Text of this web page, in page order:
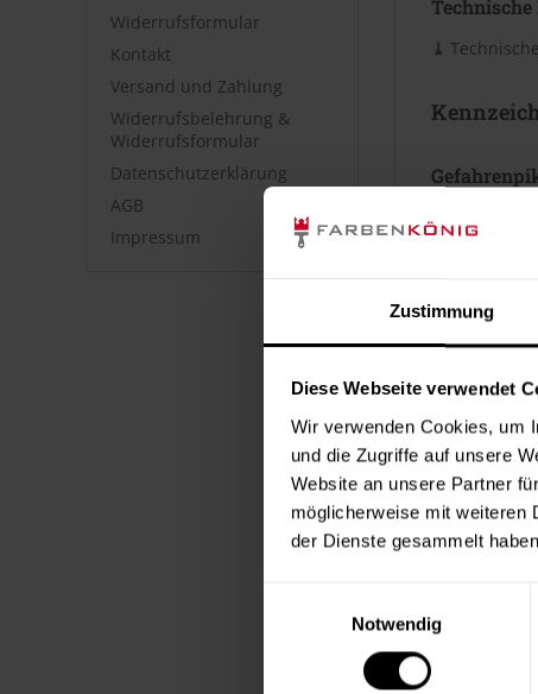
Zustimmung
Diese Webseite verwendet
Wir verwenden Cookies, um
und die Zugriffe auf unsere
Website an unsere Partner
möglicherweise mit weiteren
der Dienste gesammelt
Notwendig
Widerrufsformular
Kontakt
Versand und Zahlung
Widerrufsbelehrung &
Widerrufsformular
Datenschutzerklärung
AGB
Impressum
⤓
GHS07
Signalwort
Achtung
H315 -
H319 -